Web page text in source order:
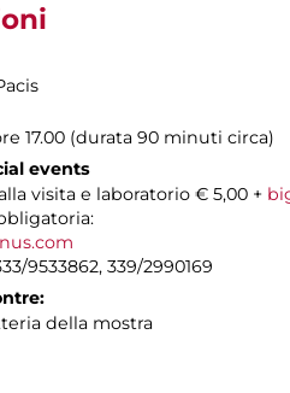
17.00 (durata 90 minuti circa)
events
visita e laboratorio € 5,00 +
9533862, 339/2990169
della mostra